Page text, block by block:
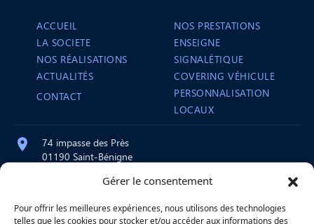
Gérer le consentement
Pour offrir les meilleures expériences, nous utilisons des technologies
telles que les cookies pour stocker et/ou accéder aux informations des
ACCUEIL
LA SOCIETE
NOS RÉALISATIONS
ACTUALITÉS
CONTACT
NOS PRESTATIONS
ENSEIGNE
SIGNALÉTIQUE
COVERING VÉHICULE
PERSONNALISATION
LOCAUX
74 impasse des Près
01190 Saint-Bénigne
contact@atelier-martre.fr
09 72 95 15 20